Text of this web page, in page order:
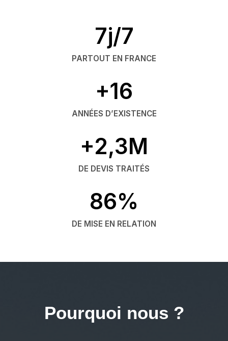
7j/7
PARTOUT EN FRANCE
+16
ANNÉES D’EXISTENCE
+2,3M
DE DEVIS TRAITÉS
86%
DE MISE EN RELATION
Pourquoi nous ?